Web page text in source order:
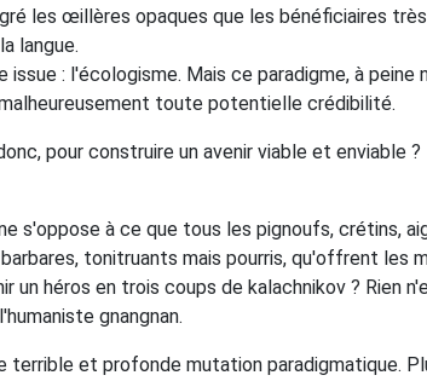
les œillères opaques que les bénéficiaires
langue.
issue : l'écologisme. Mais ce paradigme, à
toute potentielle crédibilité.
pour construire un avenir viable et enviable ?
s'oppose à ce que tous les pignoufs, crétins,
tonitruants mais pourris, qu'offrent les
un héros en trois coups de kalachnikov ? Rien
gnangnan.
terrible et profonde mutation paradigmatique.